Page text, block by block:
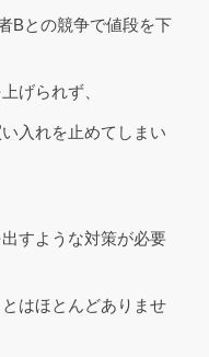
Bとの競争で値段を下
げられず、
入れを止めてしまい
すような対策が必要
はほとんどありませ